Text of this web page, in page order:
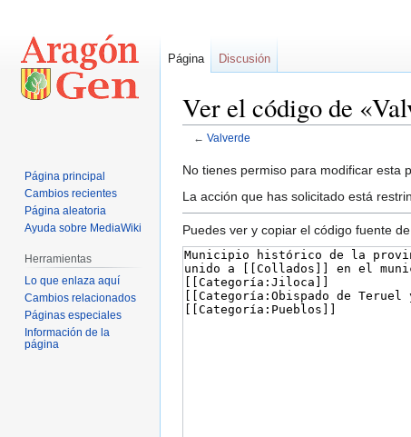
Ver el código de
← Valverde
Ir
a
navegación
Ir
a
búsqueda
No tienes permiso para modificar esta
La acción que has solicitado está
Puedes ver y copiar el código fuente de
Página Discusión
Página principal
Cambios recientes
Página aleatoria
Ayuda sobre MediaWiki
Herramientas
Lo que enlaza aquí
Cambios relacionados
Páginas especiales
Información de la
página